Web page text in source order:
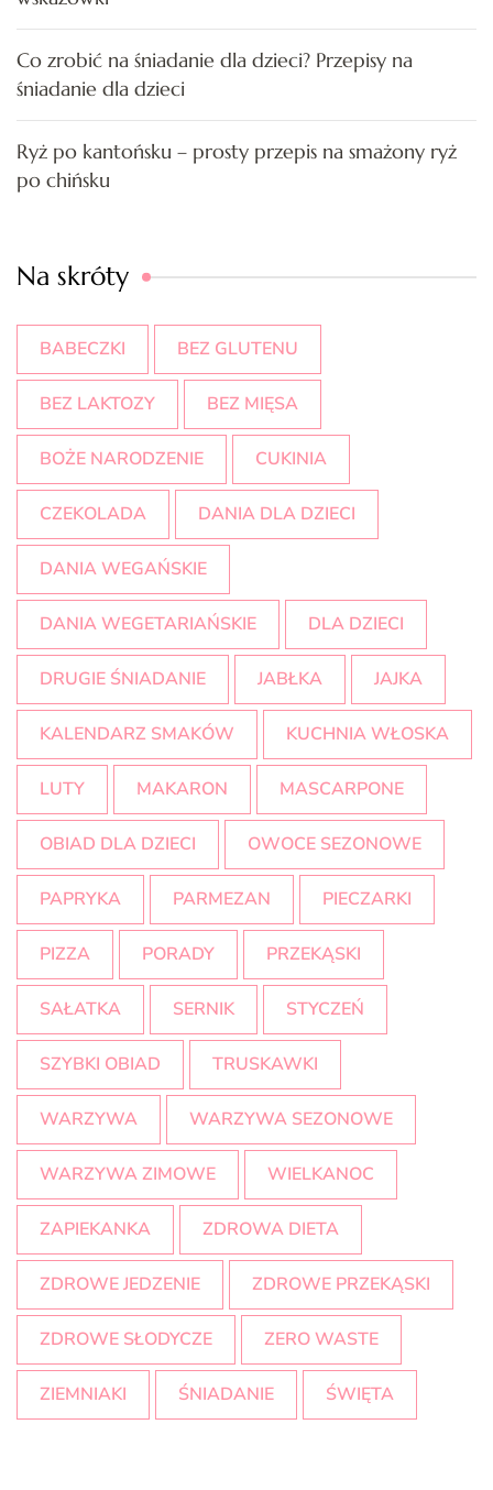
Co zrobić na śniadanie dla dzieci? Przepisy na
śniadanie dla dzieci
Ryż po kantońsku – prosty przepis na smażony ryż
po chińsku
Na skróty
BABECZKI BEZ GLUTENU
BEZ LAKTOZY BEZ MIĘSA
BOŻE NARODZENIE CUKINIA
CZEKOLADA DANIA DLA DZIECI
DANIA WEGAŃSKIE
DANIA WEGETARIAŃSKIE DLA DZIECI
DRUGIE ŚNIADANIE JABŁKA JAJKA
KALENDARZ SMAKÓW KUCHNIA WŁOSKA
LUTY MAKARON MASCARPONE
OBIAD DLA DZIECI OWOCE SEZONOWE
PAPRYKA PARMEZAN PIECZARKI
PIZZA PORADY PRZEKĄSKI
SAŁATKA SERNIK STYCZEŃ
SZYBKI OBIAD TRUSKAWKI
WARZYWA WARZYWA SEZONOWE
WARZYWA ZIMOWE WIELKANOC
ZAPIEKANKA ZDROWA DIETA
ZDROWE JEDZENIE ZDROWE PRZEKĄSKI
ZDROWE SŁODYCZE ZERO WASTE
ZIEMNIAKI ŚNIADANIE ŚWIĘTA